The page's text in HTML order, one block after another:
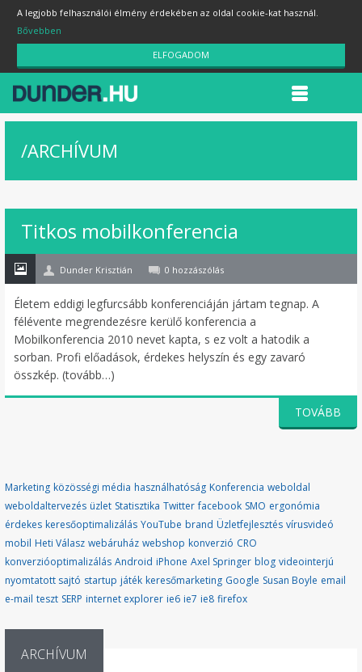
A legjobb felhasználói élmény érdekében az oldal cookie-kat használ.
Bővebben
ELFOGADOM
/ARCHÍVUM
Titkos mobilkonferencia
07
máj
Dunder Krisztián 0 hozzászólás
Életem eddigi legfurcsább konferenciáján jártam tegnap. A
félévente megrendezésre kerülő konferencia a
Mobilkonferencia 2010 nevet kapta, s ez volt a hatodik a
sorban. Profi előadások, érdekes helyszín és egy zavaró
összkép. (tovább…)
TOVÁBB
Marketing közösségi média használhatóság Konferencia weboldal
weboldaltervezés üzlet Statisztika Twitter facebook SMO ergonómia
érdekes keresőoptimalizálás YouTube brand Üzletfejlesztés vírusvideó
mobil Heti Válasz webáruház webshop konverzió CRO
konverzióoptimalizálás Android iPhone Axel Springer blog videointerjú
nyomtatott sajtó startup játék keresőmarketing Google Susan Boyle email
e-mail teszt SERP internet explorer ie6 ie7 ie8 firefox
ARCHÍVUM